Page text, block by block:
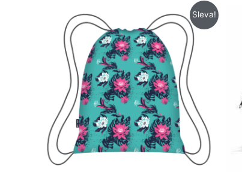
Sleva!
cena
byla:
199 Kč.
je:
129 Kč.